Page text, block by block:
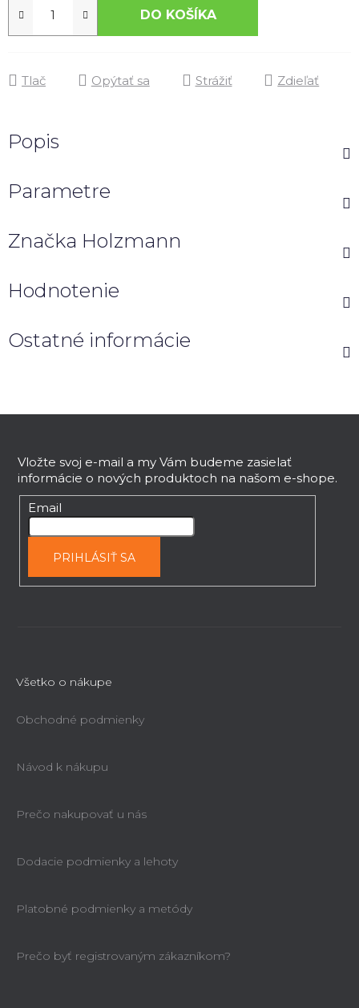
DO KOŠÍKA
Tlač Opýtať sa Strážiť Zdieľať
Popis
Parametre
Značka Holzmann
Hodnotenie
Ostatné informácie
Vložte svoj e-mail a my Vám budeme zasielať
informácie o nových produktoch na našom e-shope.
Email
PRIHLÁSIŤ SA
Všetko o nákupe
Obchodné podmienky
Návod k nákupu
Prečo nakupovať u nás
Dodacie podmienky a lehoty
Platobné podmienky a metódy
Prečo byť registrovaným zákazníkom?